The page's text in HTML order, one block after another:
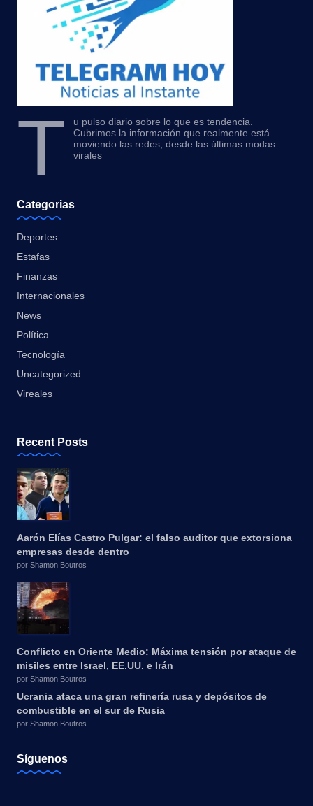
T
u pulso diario sobre lo que es tendencia.
Cubrimos la información que realmente está
moviendo las redes, desde las últimas modas
virales
Categorias
Deportes
Estafas
Finanzas
Internacionales
News
Política
Tecnología
Uncategorized
Vireales
Recent Posts
Aarón Elías Castro Pulgar: el falso auditor que extorsiona
empresas desde dentro
por Shamon Boutros
Conflicto en Oriente Medio: Máxima tensión por ataque de
misiles entre Israel, EE.UU. e Irán
por Shamon Boutros
Ucrania ataca una gran refinería rusa y depósitos de
combustible en el sur de Rusia
por Shamon Boutros
Síguenos